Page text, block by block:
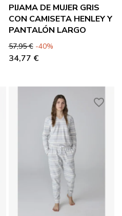
PIJAMA DE MUJER GRIS
CON CAMISETA HENLEY Y
PANTALÓN LARGO
Precio base
57,95 € Precio
-40%
34,77 €
favorite_border